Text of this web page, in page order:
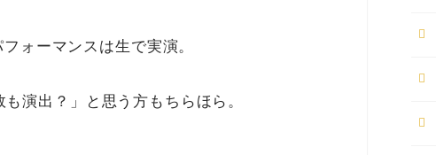
ォーマンスは生で実演。
演出？」と思う方もちらほら。